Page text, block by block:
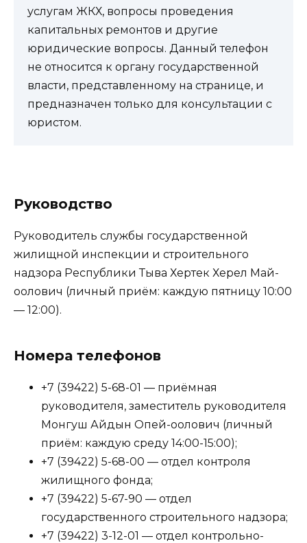
услугам ЖКХ, вопросы проведения
капитальных ремонтов и другие
юридические вопросы. Данный телефон
не относится к органу государственной
власти, представленному на странице, и
предназначен только для консультации с
юристом.
Руководство
Руководитель службы государственной
жилищной инспекции и строительного
надзора Республики Тыва Хертек Херел Май-
оолович (личный приём: каждую пятницу 10:00
— 12:00).
Номера телефонов
+7 (39422) 5-68-01 — приёмная
руководителя, заместитель руководителя
Монгуш Айдын Опей-оолович (личный
приём: каждую среду 14:00-15:00);
+7 (39422) 5-68-00 — отдел контроля
жилищного фонда;
+7 (39422) 5-67-90 — отдел
государственного строительного надзора;
+7 (39422) 3-12-01 — отдел контрольно-